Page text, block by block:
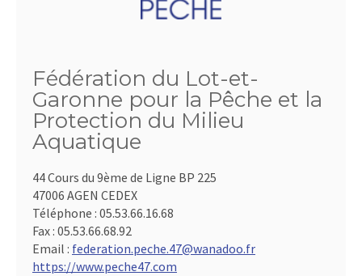
Fédération du Lot-et-
Garonne pour la Pêche et la
Protection du Milieu
Aquatique
44 Cours du 9ème de Ligne BP 225
47006 AGEN CEDEX
Téléphone : 05.53.66.16.68
Fax : 05.53.66.68.92
Email : federation.peche.47@wanadoo.fr
https://www.peche47.com